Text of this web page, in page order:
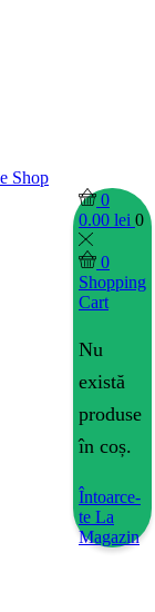
0
0.00 lei 0
0
Shopping
Cart
Nu
există
produse
în coș.
Întoarce-
te La
Magazin